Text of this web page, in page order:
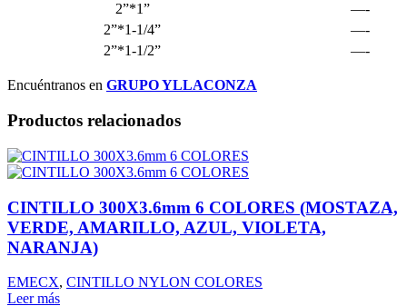
2”*1”
—-
2”*1-1/4”
—-
2”*1-1/2”
—-
Encuéntranos en GRUPO YLLACONZA
Productos relacionados
CINTILLO 300X3.6mm 6 COLORES (MOSTAZA,
VERDE, AMARILLO, AZUL, VIOLETA,
NARANJA)
EMECX, CINTILLO NYLON COLORES
Leer más